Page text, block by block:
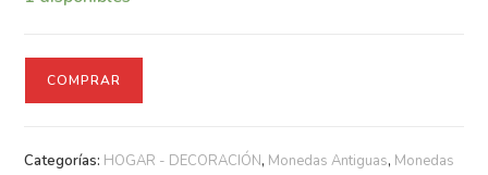
COMPRAR
Categorías: HOGAR - DECORACIÓN, Monedas Antiguas,